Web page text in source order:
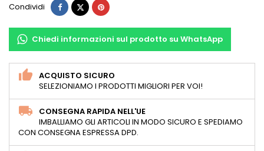
Condividi CondividiTwittaPinterest
Chiedi informazioni sul prodotto su WhatsApp
ACQUISTO SICURO
SELEZIONIAMO I PRODOTTI MIGLIORI PER VOI!
CONSEGNA RAPIDA NELL'UE
IMBALLIAMO GLI ARTICOLI IN MODO SICURO E SPEDIAMO
CON CONSEGNA ESPRESSA DPD.